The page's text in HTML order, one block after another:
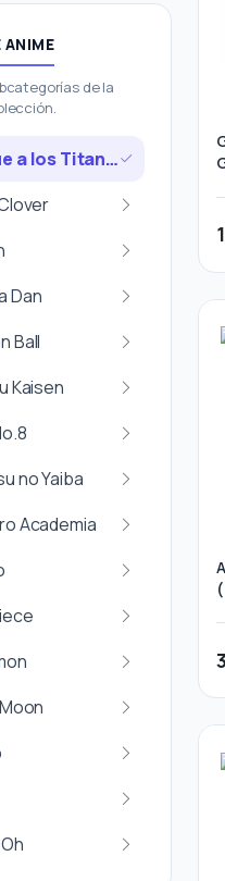
ANIME
de la
Ataque a los Titanes
Dan
Ball
Kaisen
no Yaiba
Academia